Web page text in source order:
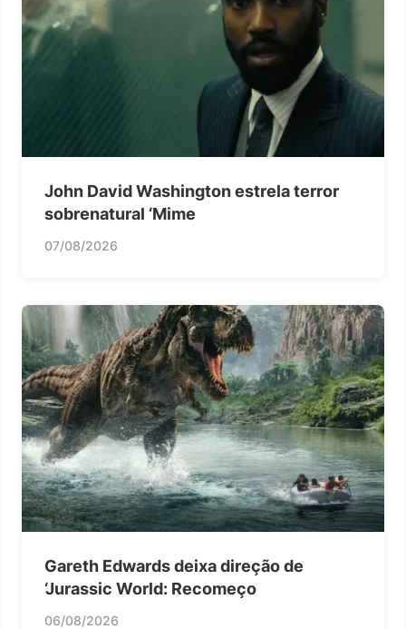
John David Washington estrela terror
sobrenatural ‘Mime
07/08/2026
Gareth Edwards deixa direção de
‘Jurassic World: Recomeço
06/08/2026